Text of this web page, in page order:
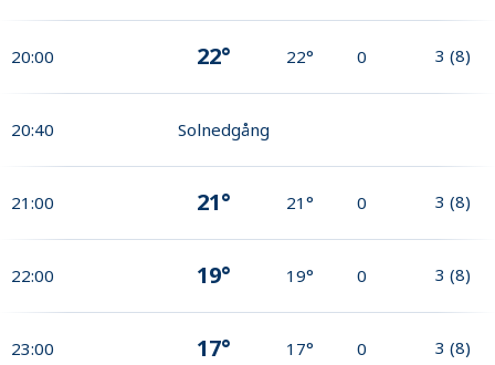
20:00 22° 22° 0 3 (8)
20:40 Solnedgång
21:00 21° 21° 0 3 (8)
22:00 19° 19° 0 3 (8)
23:00 17° 17° 0 3 (8)